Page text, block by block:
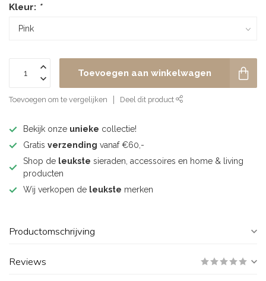
Kleur: *
Toevoegen aan winkelwagen
Toevoegen om te vergelijken Deel dit product
Bekijk onze unieke collectie!
Gratis verzending vanaf €60,-
Shop de leukste sieraden, accessoires en home & living
producten
Wij verkopen de leukste merken
Productomschrijving
Reviews